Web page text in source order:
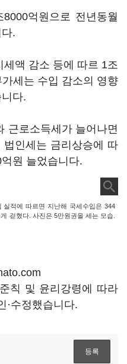
억원으로 전년동월
.
액 감소 등에 따르 1조
세는 수입 감소의 영향
다.
근로소득세가 늘어나면
인세는 금리상승에 따
원 늘었습니다.
실적에 따르면 지난해 국세수입은 344
걷혔다. 사진은 5만원권을 세는 모습.
칙 및 윤리강령에 따라
·수정했습니다.